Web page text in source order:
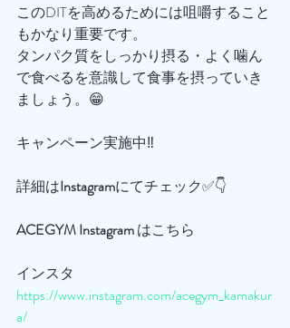
このDITを高めるためには咀嚼すること
もかなり重要です。
タンパク質をしっかり摂る・よく噛ん
で食べるを意識して食事を摂っていき
ましょう。😁
キャンペーン実施中‼️
詳細はInstagramにてチェック✅👇
ACEGYMInstagram はこちら
インスタ
https://www.instagram.com/acegym_kamakur
a/